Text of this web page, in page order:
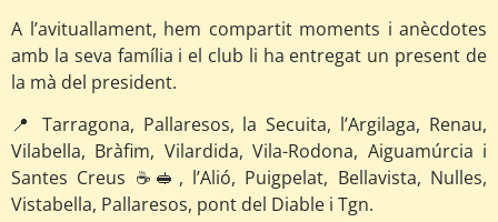
A l’avituallament, hem compartit moments i anècdotes
amb la seva família i el club li ha entregat un present de
la mà del president.
📍 Tarragona, Pallaresos, la Secuita, l’Argilaga, Renau,
Vilabella, Bràfim, Vilardida, Vila-Rodona, Aiguamúrcia i
Santes Creus ☕🥪, l’Alió, Puigpelat, Bellavista, Nulles,
Vistabella, Pallaresos, pont del Diable i Tgn.